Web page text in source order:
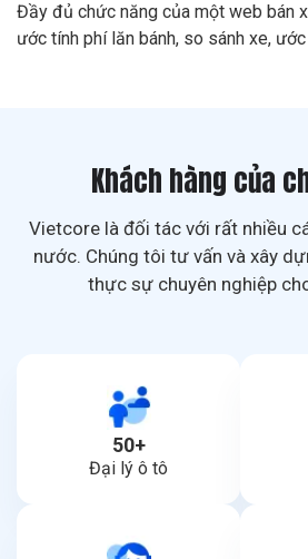
Đầy đủ chức năng của một web bán
ước tính phí lăn bánh, so sánh xe,
Khách hàng của
Vietcore là đối tác với rất nhiều
nước. Chúng tôi tư vấn và xây
thực sự chuyên nghiệp
50+
Đại lý ô tô